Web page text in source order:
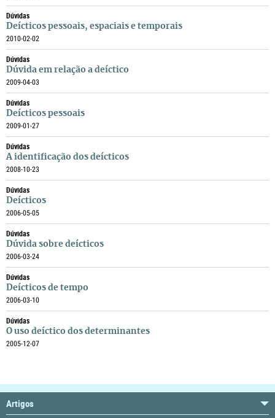
Dúvidas
Deícticos pessoais, espaciais e temporais
2010-02-02
Dúvidas
Dúvida em relação a deíctico
2009-04-03
Dúvidas
Deícticos pessoais
2009-01-27
Dúvidas
A identificação dos deícticos
2008-10-23
Dúvidas
Deícticos
2006-05-05
Dúvidas
Dúvida sobre deícticos
2006-03-24
Dúvidas
Deícticos de tempo
2006-03-10
Dúvidas
O uso deíctico dos determinantes
2005-12-07
Artigos